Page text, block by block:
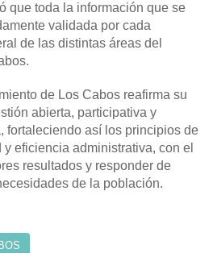
que toda la información que se
validada por cada
de las distintas áreas del
de Los Cabos reafirma su
abierta, participativa y
fortaleciendo así los principios de
eficiencia administrativa, con el
resultados y responder de
de la población.